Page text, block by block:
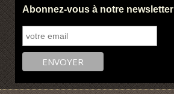
Abonnez-vous à notre newsletter